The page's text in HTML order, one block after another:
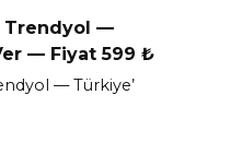
Trendyol —
— Fiyat 599 ₺
— Türkiye’